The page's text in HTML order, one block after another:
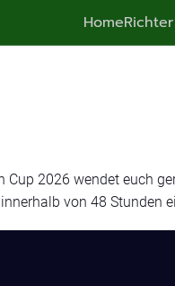
HomeRichter
Cup 2026 wendet euch
von 48 Stunden